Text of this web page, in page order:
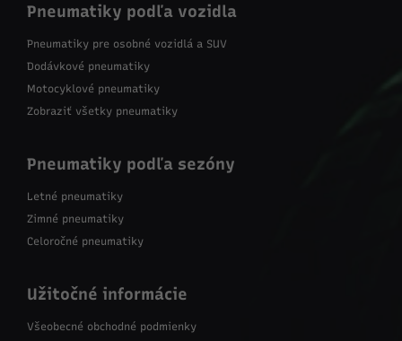
Pneumatiky podľa vozidla
Pneumatiky pre osobné vozidlá a SUV
Dodávkové pneumatiky
Motocyklové pneumatiky
Zobraziť všetky pneumatiky
Pneumatiky podľa sezóny
Letné pneumatiky
Zimné pneumatiky
Celoročné pneumatiky
Užitočné informácie
Všeobecné obchodné podmienky